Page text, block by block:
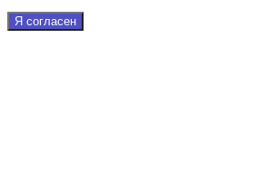
Я согласен